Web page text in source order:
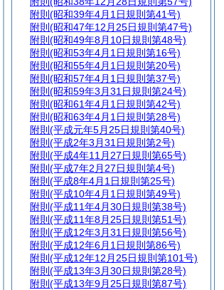
附則 (昭和39年4月1日規則第41号)
附則 (昭和47年12月25日規則第47号)
附則 (昭和49年8月10日規則第48号)
附則 (昭和53年4月1日規則第16号)
附則 (昭和55年4月1日規則第20号)
附則 (昭和57年4月1日規則第37号)
附則 (昭和59年3月31日規則第24号)
附則 (昭和61年4月1日規則第42号)
附則 (昭和63年4月1日規則第28号)
附則 (平成元年5月25日規則第40号)
附則 (平成2年3月31日規則第2号)
附則 (平成4年11月27日規則第65号)
附則 (平成7年2月27日規則第4号)
附則 (平成8年4月1日規則第25号)
附則 (平成10年4月1日規則第49号)
附則 (平成11年4月30日規則第38号)
附則 (平成11年8月25日規則第51号)
附則 (平成12年3月31日規則第56号)
附則 (平成12年6月1日規則第86号)
附則 (平成12年12月25日規則第101号)
附則 (平成13年3月30日規則第28号)
附則 (平成13年9月25日規則第87号)